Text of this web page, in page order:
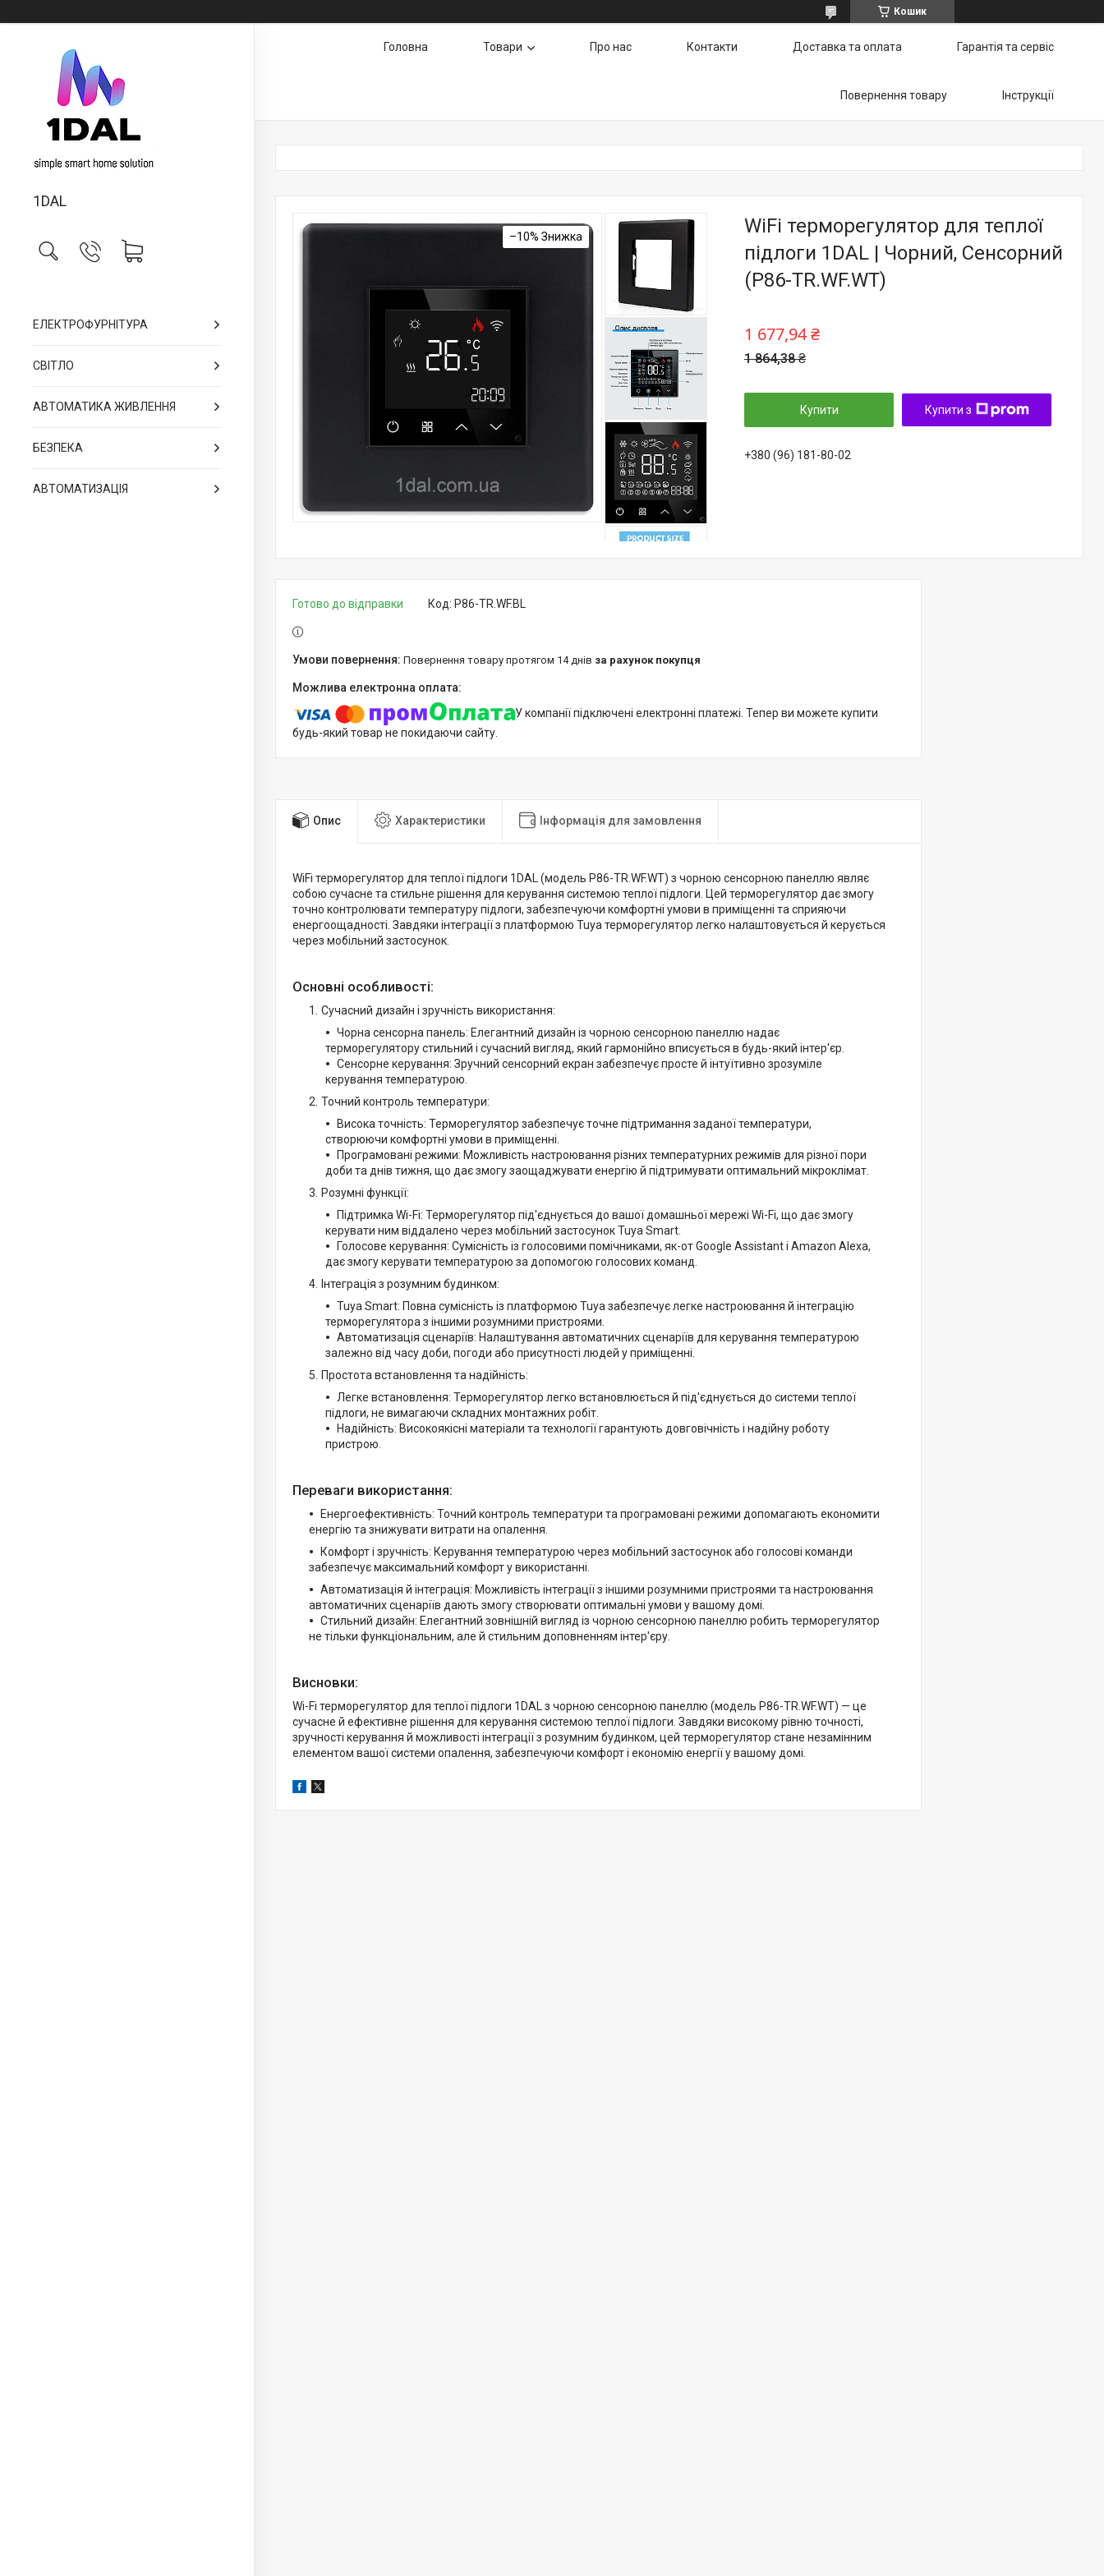
Кошик
1DAL
ЕЛЕКТРОФУРНІТУРА
СВІТЛО
АВТОМАТИКА ЖИВЛЕННЯ
БЕЗПЕКА
АВТОМАТИЗАЦІЯ
Головна Товари Про нас Контакти Доставка та оплата Гарантія та сервіс
Повернення товару Інструкції
–10%
WiFi терморегулятор для теплої
підлоги 1DAL | Чорний, Сенсорний
(P86-TR.WF.WT)
1 864,38 ₴
1 677,94 ₴
Купити Купити з
+380 (96) 181-80-02
Готово до відправки Код: P86-TR.WF.BL
повернення товару протягом 14 днів за рахунок покупця
У компанії підключені електронні платежі. Тепер ви можете купити
будь-який товар не покидаючи сайту.
Опис Характеристики Інформація для замовлення
WiFi терморегулятор для теплої підлоги 1DAL (модель P86-TR.WF.WT) з чорною сенсорною панеллю являє
собою сучасне та стильне рішення для керування системою теплої підлоги. Цей терморегулятор дає змогу
точно контролювати температуру підлоги, забезпечуючи комфортні умови в приміщенні та сприяючи
енергоощадності. Завдяки інтеграції з платформою Tuya терморегулятор легко налаштовується й керується
через мобільний застосунок.
Основні особливості:
Сучасний дизайн і зручність використання:
Чорна сенсорна панель: Елегантний дизайн із чорною сенсорною панеллю надає
терморегулятору стильний і сучасний вигляд, який гармонійно вписується в будь-який інтер'єр.
Сенсорне керування: Зручний сенсорний екран забезпечує просте й інтуїтивно зрозуміле
керування температурою.
Точний контроль температури:
Висока точність: Терморегулятор забезпечує точне підтримання заданої температури,
створюючи комфортні умови в приміщенні.
Програмовані режими: Можливість настроювання різних температурних режимів для різної пори
доби та днів тижня, що дає змогу заощаджувати енергію й підтримувати оптимальний мікроклімат.
Розумні функції:
Підтримка Wi-Fi: Терморегулятор під'єднується до вашої домашньої мережі Wi-Fi, що дає змогу
керувати ним віддалено через мобільний застосунок Tuya Smart.
Голосове керування: Сумісність із голосовими помічниками, як-от Google Assistant і Amazon Alexa,
дає змогу керувати температурою за допомогою голосових команд.
Інтеграція з розумним будинком:
Tuya Smart: Повна сумісність із платформою Tuya забезпечує легке настроювання й інтеграцію
терморегулятора з іншими розумними пристроями.
Автоматизація сценаріїв: Налаштування автоматичних сценаріїв для керування температурою
залежно від часу доби, погоди або присутності людей у приміщенні.
Простота встановлення та надійність:
Легке встановлення: Терморегулятор легко встановлюється й під'єднується до системи теплої
підлоги, не вимагаючи складних монтажних робіт.
Надійність: Високоякісні матеріали та технології гарантують довговічність і надійну роботу
пристрою.
Переваги використання:
Енергоефективність: Точний контроль температури та програмовані режими допомагають економити
енергію та знижувати витрати на опалення.
Комфорт і зручність: Керування температурою через мобільний застосунок або голосові команди
забезпечує максимальний комфорт у використанні.
Автоматизація й інтеграція: Можливість інтеграції з іншими розумними пристроями та настроювання
автоматичних сценаріїв дають змогу створювати оптимальні умови у вашому домі.
Стильний дизайн: Елегантний зовнішній вигляд із чорною сенсорною панеллю робить терморегулятор
не тільки функціональним, але й стильним доповненням інтер'єру.
Висновки:
Wi-Fi терморегулятор для теплої підлоги 1DAL з чорною сенсорною панеллю (модель P86-TR.WF.WT) — це
сучасне й ефективне рішення для керування системою теплої підлоги. Завдяки високому рівню точності,
зручності керування й можливості інтеграції з розумним будинком, цей терморегулятор стане незамінним
елементом вашої системи опалення, забезпечуючи комфорт і економію енергії у вашому домі.